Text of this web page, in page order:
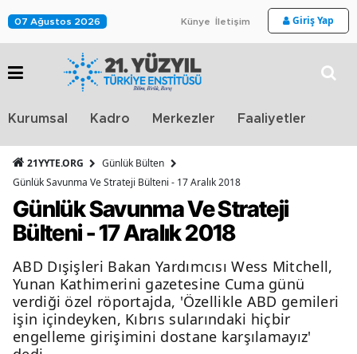
07 Ağustos 2026 Künye İletişim Giriş Yap
Kurumsal Kadro Merkezler Faaliyetler
21YYTE.ORG
Günlük Bülten
Günlük Savunma Ve Strateji Bülteni - 17 Aralık 2018
Günlük Savunma Ve Strateji
Bülteni - 17 Aralık 2018
ABD Dışişleri Bakan Yardımcısı Wess Mitchell,
Yunan Kathimerini gazetesine Cuma günü
verdiği özel röportajda, 'Özellikle ABD gemileri
işin içindeyken, Kıbrıs sularındaki hiçbir
engelleme girişimini dostane karşılamayız'